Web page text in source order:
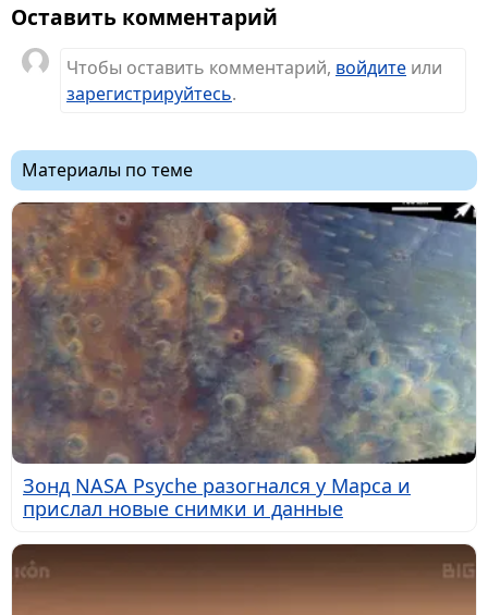
Оставить комментарий
Чтобы оставить комментарий, войдите или
зарегистрируйтесь.
Материалы по теме
Зонд NASA Psyche разогнался у Марса и
прислал новые снимки и данные